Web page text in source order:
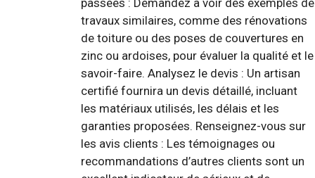
travaux similaires, comme des rénovations
de toiture ou des poses de couvertures en
zinc ou ardoises, pour évaluer la qualité et le
savoir-faire. Analysez le devis : Un artisan
certifié fournira un devis détaillé, incluant
les matériaux utilisés, les délais et les
garanties proposées. Renseignez-vous sur
les avis clients : Les témoignages ou
recommandations d’autres clients sont un